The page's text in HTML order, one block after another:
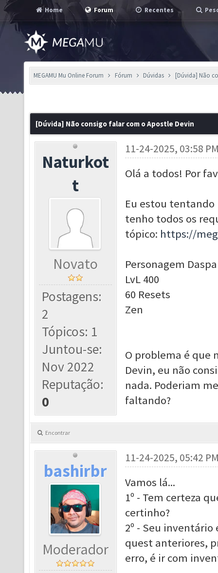
Home Forum Recentes
MEGAMU Mu Online Forum Fórum Dúvidas [Dúvida] Não
[Dúvida] Não consigo falar com o Apostle Devin
Naturkot
t
Novato
Postagens:
2
Tópicos: 1
Juntou-se:
Nov 2022
Reputação:
0
11-24-2025, 03:58
Olá a todos! Por
Eu estou
tenho todos os
tópico: https://
Personagem
LvL 400
60 Resets
Zen
O problema é que
Devin, eu não
nada. Poderiam
faltando?
Encontrar
bashirbr
Moderador
11-24-2025, 05:42
Vamos lá...
1º - Tem certeza
certinho?
2º - Seu
quest anteriores,
erro, é ir com